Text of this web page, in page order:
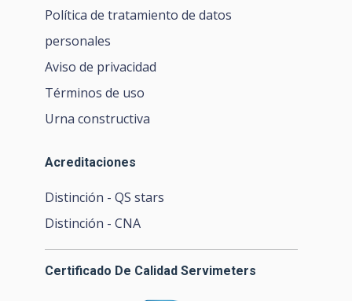
Política de tratamiento de datos
personales
Aviso de privacidad
Términos de uso
Urna constructiva
Acreditaciones
Distinción - QS stars
Distinción - CNA
Certificado De Calidad Servimeters